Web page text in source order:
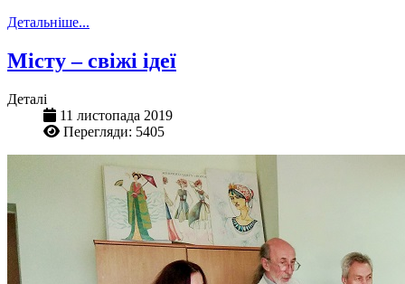
Детальніше...
Місту – свіжі ідеї
Деталі
11 листопада 2019
Перегляди: 5405